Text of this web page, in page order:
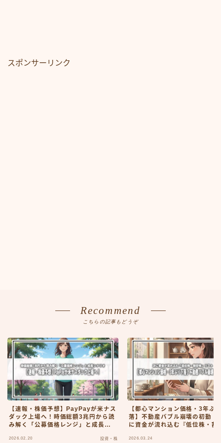
スポンサーリンク
Recommend
こちらの記事もどうぞ
【速報・株価予想】PayPayが米ナス
ダック上場へ！時価総額3兆円から読
み解く「公募価格レンジ」と成長シ
2026.02.20 投資・株
【都心マンション価格・3年ぶ
落】不動産バブル崩壊の初動！
に資金が流れ込む『低位株・割
2026.03.24